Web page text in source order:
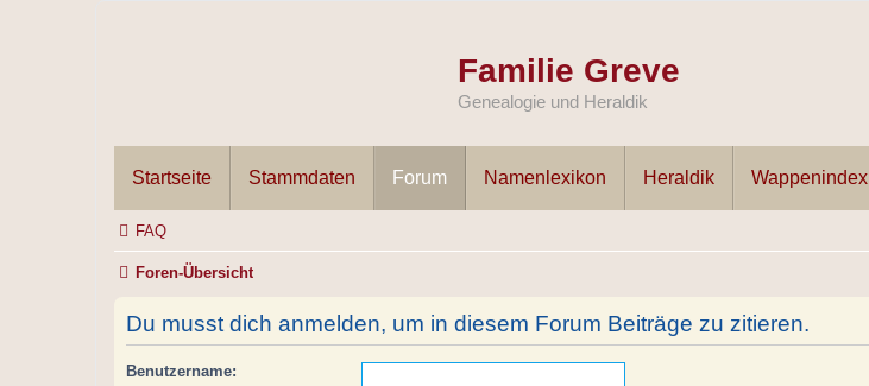
Familie Greve
Genealogie und Heraldik
Startseite Stammdaten Forum Namenlexikon Heraldik Wappenindex
FAQ
Foren-Übersicht
Du musst dich anmelden, um in diesem Forum Beiträge zu zitieren.
Benutzername: